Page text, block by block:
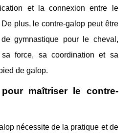
et la connexion entre le
plus, le contre-galop peut être
gymnastique pour le cheval,
force, sa coordination et sa
de galop.
maîtriser le contre-
nécessite de la pratique et de